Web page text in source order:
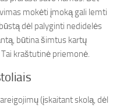
mokėti įmoką gali lemti
dėl palyginti nedidelės
būtina šimtus kartų
kraštutinė priemonė.
(įskaitant skolą, dėl